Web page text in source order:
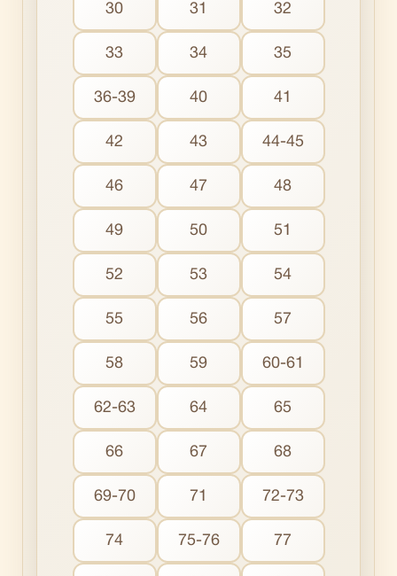
30 31 32
33 34 35
36-39 40 41
42 43 44-45
46 47 48
49 50 51
52 53 54
55 56 57
58 59 60-61
62-63 64 65
66 67 68
69-70 71 72-73
74 75-76 77